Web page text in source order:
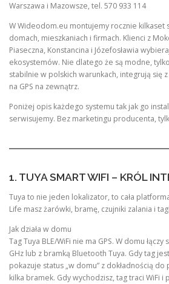
Warszawa i Mazowsze, tel. 570 933 114
W Wideodom.eu montujemy rocznie kilkaset
domach, mieszkaniach i firmach. Klienci z
Piaseczna, Konstancina i Józefosławia
ekosystemów. Nie dlatego że są modne,
stabilnie w polskich warunkach, integrują się
na GPS na zewnątrz.
Poniżej opis każdego systemu tak jak go
serwisujemy. Bez marketingu producenta,
1. TUYA SMART WIFI – KRÓL
Tuya to nie jeden lokalizator, to cała
Life masz żarówki, bramę, czujniki zalania i
Jak działa w domu
Tag Tuya BLE/WiFi nie ma GPS. W domu
GHz lub z bramką Bluetooth Tuya. Gdy tag
pokazuje status „w domu” z dokładnością
kilka bramek. Gdy wychodzisz, tag traci WiFi i